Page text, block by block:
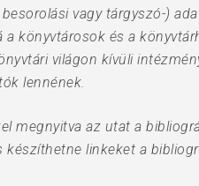
vagy tárgyszó-)
könyvtárosok és a
világon kívüli
lennének.
megnyitva az utat a
linkeket a